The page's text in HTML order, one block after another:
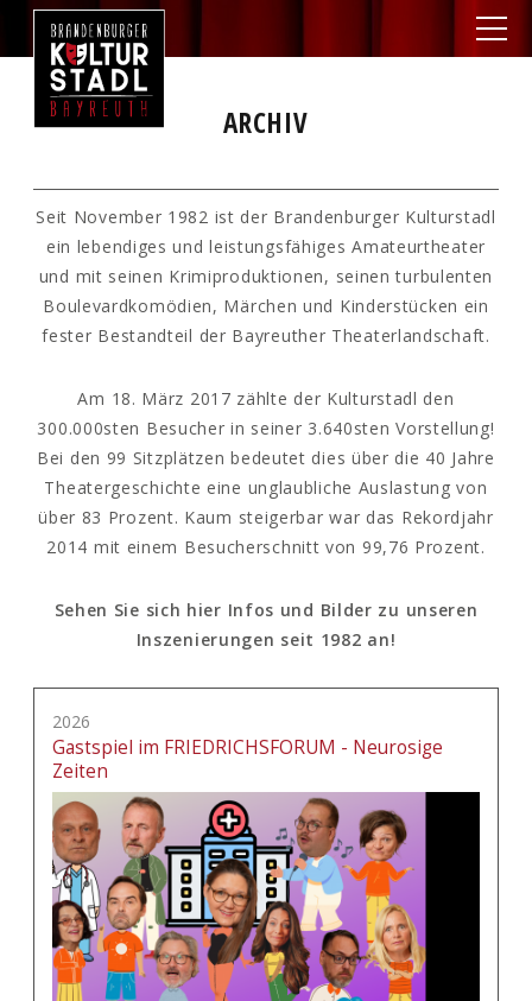
ARCHIV
Seit November 1982 ist der Brandenburger Kulturstadl
ein lebendiges und leistungsfähiges Amateurtheater
und mit seinen Krimiproduktionen, seinen turbulenten
Boulevardkomödien, Märchen und Kinderstücken ein
fester Bestandteil der Bayreuther Theaterlandschaft.
Am 18. März 2017 zählte der Kulturstadl den
300.000sten Besucher in seiner 3.640sten Vorstellung!
Bei den 99 Sitzplätzen bedeutet dies über die 40 Jahre
Theatergeschichte eine unglaubliche Auslastung von
über 83 Prozent. Kaum steigerbar war das Rekordjahr
2014 mit einem Besucherschnitt von 99,76 Prozent.
Sehen Sie sich hier Infos und Bilder zu unseren
Inszenierungen seit 1982 an!
2026
Gastspiel im FRIEDRICHSFORUM - Neurosige
Zeiten